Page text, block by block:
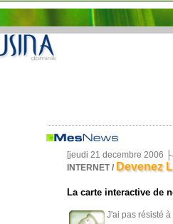
[jeudi 21 decembre 2006
INTERNET / Devenez
La carte interactive de
J'ai pas résisté